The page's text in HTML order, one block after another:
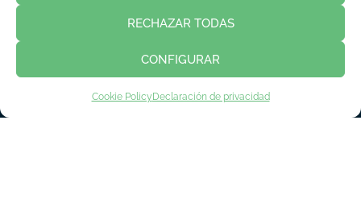
RECHAZAR TODAS
CONFIGURAR
Cookie Policy Declaración de privacidad
INSCRIPCIÓN EXPOSITORES